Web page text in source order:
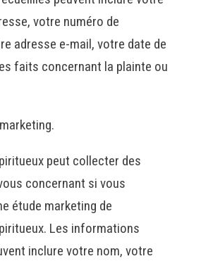
votre numéro de
adresse e-mail, votre date de
faits concernant la plainte ou
peut collecter des
concernant si vous
étude marketing de
Les informations
inclure votre nom, votre